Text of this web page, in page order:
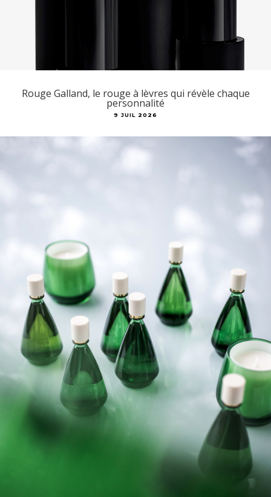
Rouge Galland, le rouge à lèvres qui révèle chaque
personnalité
9 JUIL 2026